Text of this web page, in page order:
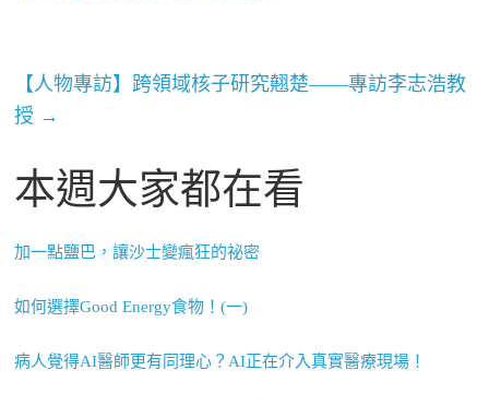
【人物專訪】跨領域核子研究翹楚——專訪李志浩教
授 →
本週大家都在看
加一點鹽巴，讓沙士變瘋狂的祕密
如何選擇Good Energy食物！(一)
病人覺得AI醫師更有同理心？AI正在介入真實醫療現場！